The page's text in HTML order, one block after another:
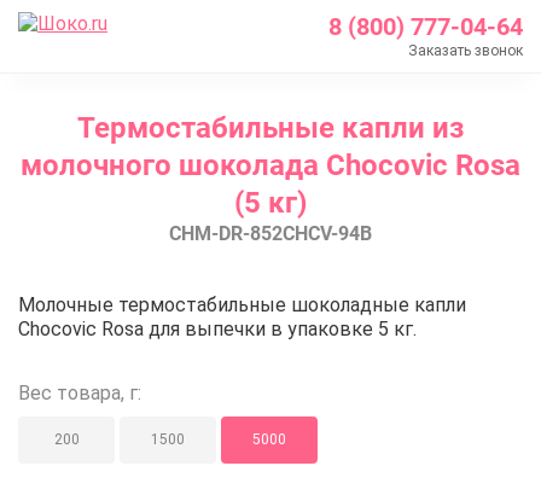
8 (800) 777-04-64
Заказать звонок
Каталог
Шоколад Barry Callebaut
Шоколад термостабильный
Термостабильные капли из молочного шоколада
Термостабильные капли из
молочного шоколада Chocovic Rosa
(5 кг)
CHM-DR-852CHCV-94B
Термостабильные капли из
Молочные термостабильные шоколадные капли
Chocovic Rosa для выпечки в упаковке 5 кг.
Вес товара, г:
200 1500 5000